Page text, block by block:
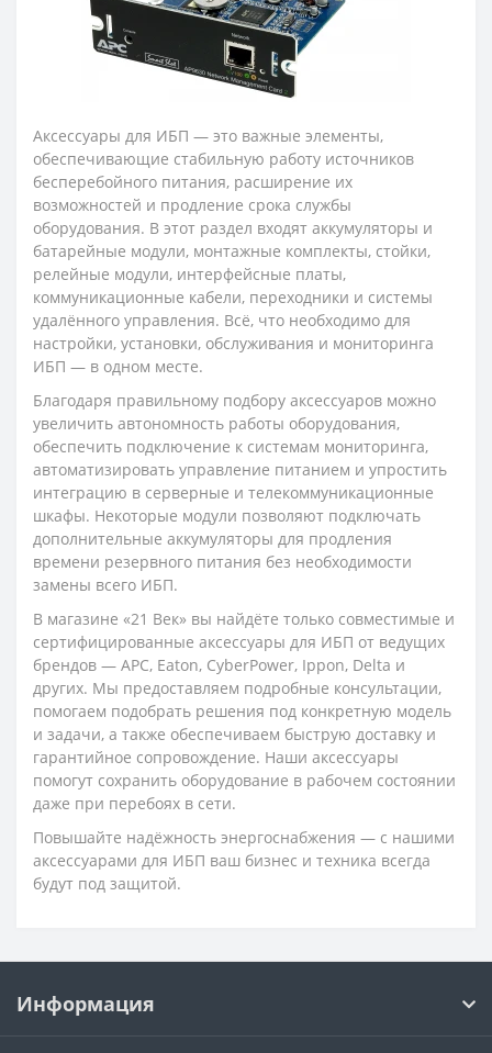
Аксессуары для ИБП — это важные элементы,
обеспечивающие стабильную работу источников
бесперебойного питания, расширение их
возможностей и продление срока службы
оборудования. В этот раздел входят аккумуляторы и
батарейные модули, монтажные комплекты, стойки,
релейные модули, интерфейсные платы,
коммуникационные кабели, переходники и системы
удалённого управления. Всё, что необходимо для
настройки, установки, обслуживания и мониторинга
ИБП — в одном месте.
Благодаря правильному подбору аксессуаров можно
увеличить автономность работы оборудования,
обеспечить подключение к системам мониторинга,
автоматизировать управление питанием и упростить
интеграцию в серверные и телекоммуникационные
шкафы. Некоторые модули позволяют подключать
дополнительные аккумуляторы для продления
времени резервного питания без необходимости
замены всего ИБП.
В магазине «21 Век» вы найдёте только совместимые и
сертифицированные аксессуары для ИБП от ведущих
брендов — APC, Eaton, CyberPower, Ippon, Delta и
других. Мы предоставляем подробные консультации,
помогаем подобрать решения под конкретную модель
и задачи, а также обеспечиваем быструю доставку и
гарантийное сопровождение. Наши аксессуары
помогут сохранить оборудование в рабочем состоянии
даже при перебоях в сети.
Повышайте надёжность энергоснабжения — с нашими
аксессуарами для ИБП ваш бизнес и техника всегда
будут под защитой.
Информация